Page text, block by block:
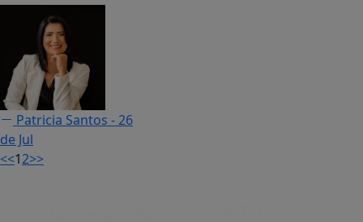
Patricia Santos - 26
de Jul
<<12>>